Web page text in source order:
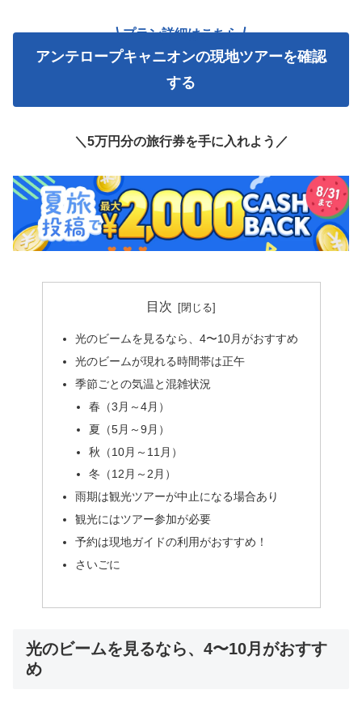
プラン詳細はこちら
アンテロープキャニオンの現地ツアーを確認
する
＼5万円分の旅行券を手に入れよう／
目次
光のビームを見るなら、4〜10月がおすすめ
光のビームが現れる時間帯は正午
季節ごとの気温と混雑状況
春（3月～4月）
夏（5月～9月）
秋（10月～11月）
冬（12月～2月）
雨期は観光ツアーが中止になる場合あり
観光にはツアー参加が必要
予約は現地ガイドの利用がおすすめ！
さいごに
光のビームを見るなら、4〜10月がおすす
め